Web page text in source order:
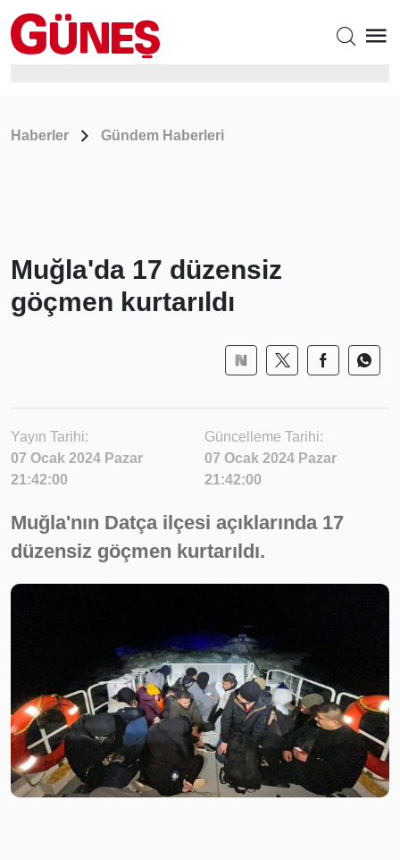
Haberler Gündem Haberleri
Muğla'da 17 düzensiz
göçmen kurtarıldı
Yayın Tarihi:
07 Ocak 2024 Pazar
21:42:00
Güncelleme Tarihi:
07 Ocak 2024 Pazar
21:42:00
Muğla'nın Datça ilçesi açıklarında 17
düzensiz göçmen kurtarıldı.